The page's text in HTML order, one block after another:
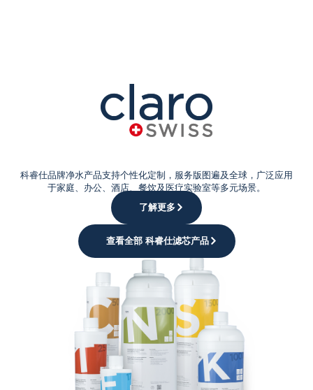
科睿仕品牌净水产品支持个性化定制，服务版图遍及全球，广泛应用
于家庭、办公、酒店、餐饮及医疗实验室等多元场景。
了解更多
查看全部 科睿仕滤芯产品